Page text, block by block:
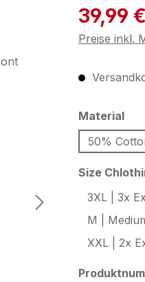
Verkaufspreis:
39,99 €
Preise inkl.
Material
50%
Size
3XL | 3x
M |
XXL | 2x